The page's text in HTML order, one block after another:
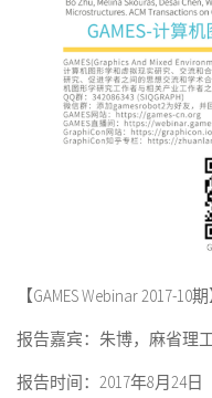
【GAMES Webinar 2017-10期
报告嘉宾：朱博，麻省理
报告时间：2017年8月24日